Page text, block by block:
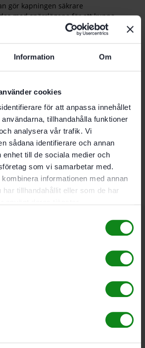
Information Om
cookies
för att anpassa innehållet
tillhandahålla funktioner
analysera vår trafik. Vi
sådana identifierare och annan
enhet till de sociala medier och
som vi samarbetar med.
informationen med annan
har tillhandahållit eller som de har
gör kapningen säkrare
med spärrlägena för att kunna
till arbetssituationen
”Festool Skyddshuv TSH-
för att skriva en recension.
elverktyg, tillbehör, infästning och
Vi har en fysisk butik och